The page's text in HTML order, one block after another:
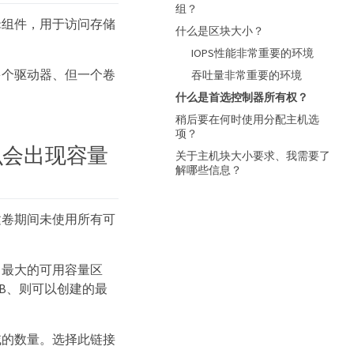
件，用于访问存储
驱动器、但一个卷
出现容量
期间未使用所有可
大的可用容量区
、则可以创建的最
数量。选择此链接
组？
什么是区块大小？
IOPS性能非常重要的环境
吞吐量非常重要的环境
什么是首选控制器所有权？
稍后要在何时使用分配主机选
项？
关于主机块大小要求、我需要了
解哪些信息？